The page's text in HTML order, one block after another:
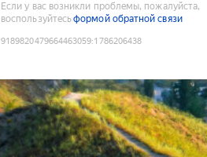
Если у вас возникли проблемы, пожалуйста,
воспользуйтесьформой обратной связи
9189820479664463059:1786206438